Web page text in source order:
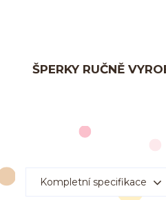
ŠPERKY RUČNĚ
Kompletní specifikace